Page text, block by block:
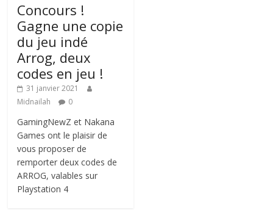
Concours !
Gagne une copie
du jeu indé
Arrog, deux
codes en jeu !
31 janvier 2021
Midnailah
0
GamingNewZ et Nakana
Games ont le plaisir de
vous proposer de
remporter deux codes de
ARROG, valables sur
Playstation 4